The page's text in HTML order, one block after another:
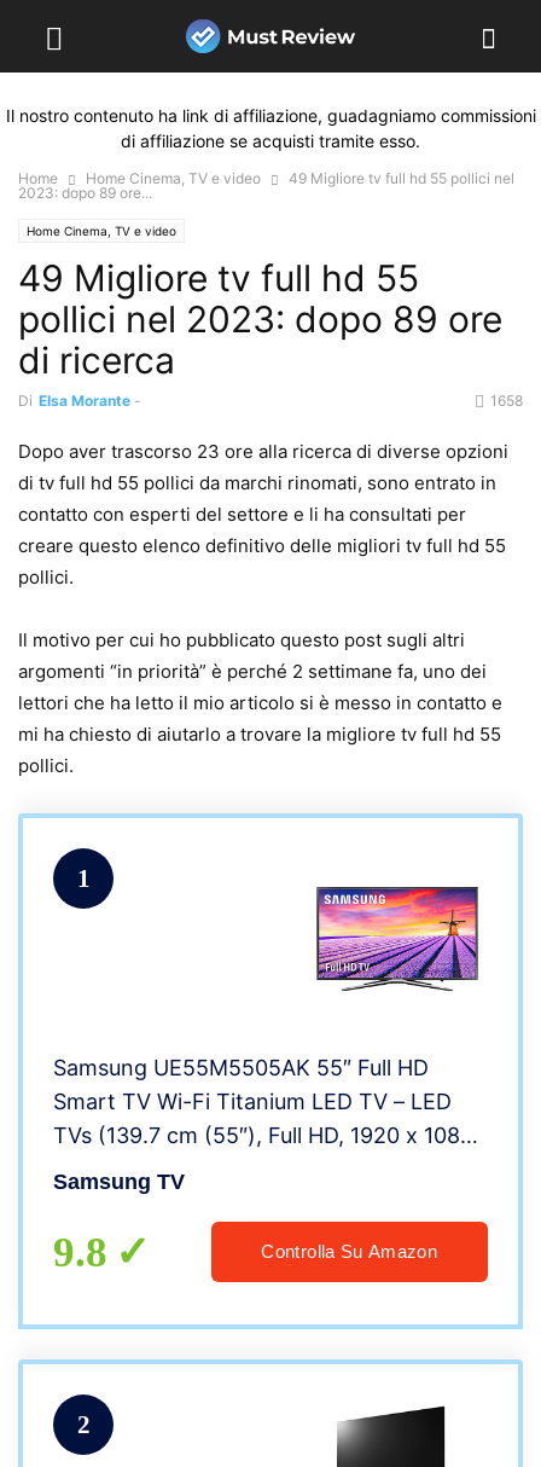
Il nostro contenuto ha link di affiliazione, guadagniamo commissioni
di affiliazione se acquisti tramite esso.
Home Home Cinema, TV e video
49 Migliore tv full hd 55 pollici nel
2023: dopo 89 ore...
Home Cinema, TV e video
49 Migliore tv full hd 55
pollici nel 2023: dopo 89 ore
di ricerca
Di Elsa Morante - 1658
Dopo aver trascorso 23 ore alla ricerca di diverse opzioni
di tv full hd 55 pollici da marchi rinomati, sono entrato in
contatto con esperti del settore e li ha consultati per
creare questo elenco definitivo delle migliori tv full hd 55
pollici.
Il motivo per cui ho pubblicato questo post sugli altri
argomenti “in priorità” è perché 2 settimane fa, uno dei
lettori che ha letto il mio articolo si è messo in contatto e
mi ha chiesto di aiutarlo a trovare la migliore tv full hd 55
pollici.
1
Samsung UE55M5505AK 55″ Full HD
Smart TV Wi-Fi Titanium LED TV – LED
TVs (139.7 cm (55″), Full HD, 1920 x 1080
pixels, LED, PQI (Picture Quality Index),
Samsung TV
9.8 Controlla Su Amazon
2